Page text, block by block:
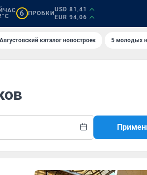
6 ПРОБКИ
USD 81,41
EUR 94,06
Августовский каталог новостроек 5 молодых